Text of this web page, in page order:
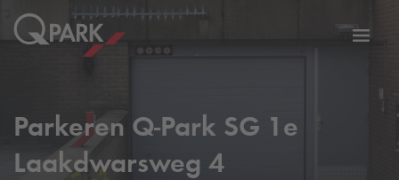
Parkeren Q-Park SG 1e
Laakdwarsweg 4